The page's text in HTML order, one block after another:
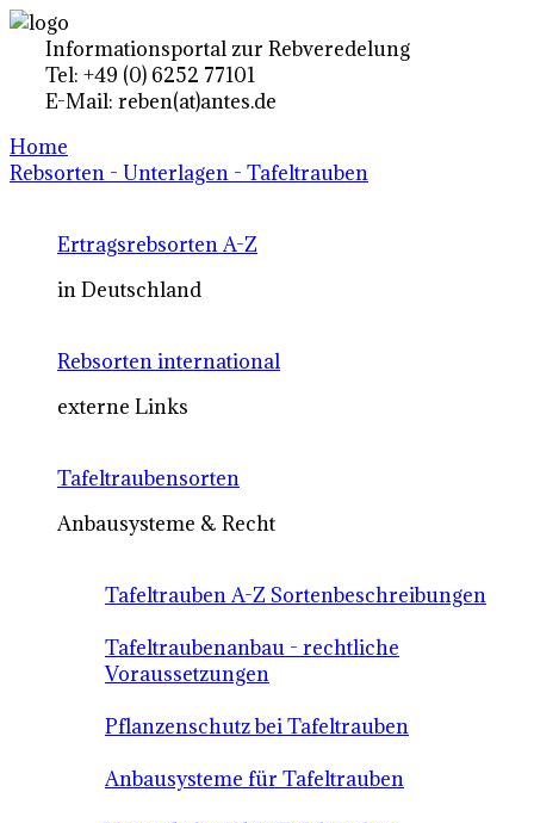
Informationsportal zur Rebveredelung
Tel: +49 (0) 6252 77101
E-Mail: reben(at)antes.de
Home
Rebsorten - Unterlagen - Tafeltrauben
Ertragsrebsorten A-Z
in Deutschland
Rebsorten international
externe Links
Tafeltraubensorten
Anbausysteme & Recht
Tafeltrauben A-Z Sortenbeschreibungen
Tafeltraubenanbau - rechtliche
Voraussetzungen
Pflanzenschutz bei Tafeltrauben
Anbausysteme für Tafeltrauben